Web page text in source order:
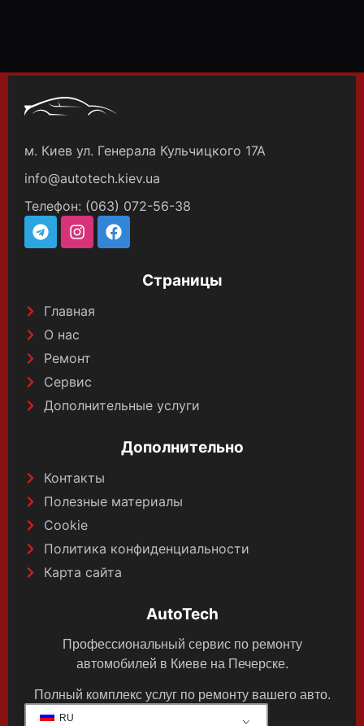
м. Киев ул. Генерала Кульчицкого 17А
info@autotech.kiev.ua
Телефон: (063) 072-56-38
Страницы
Главная
О нас
Ремонт
Сервис
Дополнительные услуги
Дополнительно
Контакты
Полезные материалы
Cookie
Политика конфиденциальности
Карта сайта
AutoTech
Профессиональный сервис по ремонту
автомобилей в Киеве на Печерске.
Полный комплекс услуг по ремонту вашего авто.
RU